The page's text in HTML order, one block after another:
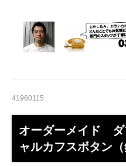
41960115
オーダーメイド
ャルカフスボタン